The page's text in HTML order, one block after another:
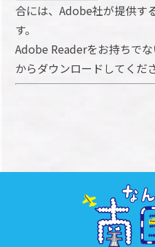
合には、Adobe社が提供す
す。
Adobe Readerをお持ちで
からダウンロードしてくだ